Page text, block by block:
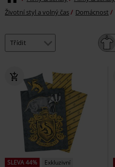
Životní styl a volný čas
Domácnost
SLEVA 44%
Exkluzivní